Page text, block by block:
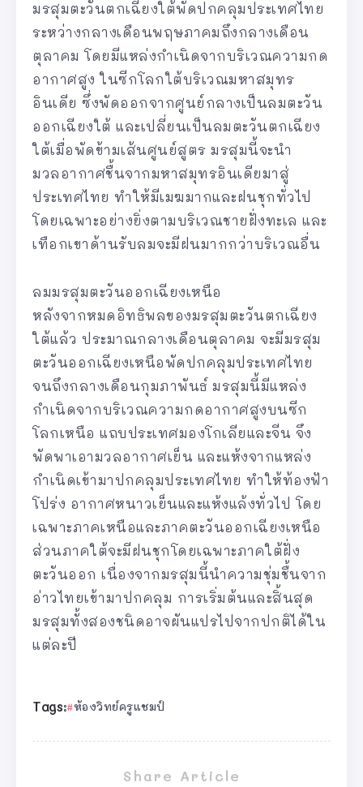
มรสุมตะวันตกเฉียงใต้พัดปกคลุมประเทศไทย
ระหว่างกลางเดือนพฤษภาคมถึงกลางเดือน
ตุลาคม โดยมีแหล่งกำเนิดจากบริเวณความกด
อากาศสูง ในซีกโลกใต้บริเวณมหาสมุทร
อินเดีย ซึ่งพัดออกจากศูนย์กลางเป็นลมตะวัน
ออกเฉียงใต้ และเปลี่ยนเป็นลมตะวันตกเฉียง
ใต้เมื่อพัดข้ามเส้นศูนย์สูตร มรสุมนี้จะนำ
มวลอากาศชื้นจากมหาสมุทรอินเดียมาสู่
ประเทศไทย ทำให้มีเมฆมากและฝนชุกทั่วไป
โดยเฉพาะอย่างยิ่งตามบริเวณชายฝั่งทะเล และ
เทือกเขาด้านรับลมจะมีฝนมากกว่าบริเวณอื่น
ลมมรสุมตะวันออกเฉียงเหนือ
หลังจากหมดอิทธิพลของมรสุมตะวันตกเฉียง
ใต้แล้ว ประมาณกลางเดือนตุลาคม จะมีมรสุม
ตะวันออกเฉียงเหนือพัดปกคลุมประเทศไทย
จนถึงกลางเดือนกุมภาพันธ์ มรสุมนี้มีแหล่ง
กำเนิดจากบริเวณความกดอากาศสูงบนซีก
โลกเหนือ แถบประเทศมองโกเลียและจีน จึง
พัดพาเอามวลอากาศเย็น และแห้งจากแหล่ง
กำเนิดเข้ามาปกคลุมประเทศไทย ทำให้ท้องฟ้า
โปร่ง อากาศหนาวเย็นและแห้งแล้งทั่วไป โดย
เฉพาะภาคเหนือและภาคตะวันออกเฉียงเหนือ
ส่วนภาคใต้จะมีฝนชุกโดยเฉพาะภาคใต้ฝั่ง
ตะวันออก เนื่องจากมรสุมนี้นำความชุ่มชื้นจาก
อ่าวไทยเข้ามาปกคลุม การเริ่มต้นและสิ้นสุด
มรสุมทั้งสองชนิดอาจผันแปรไปจากปกติได้ใน
แต่ละปี
Tags: ห้องวิทย์ครูแชมป์
Share Article